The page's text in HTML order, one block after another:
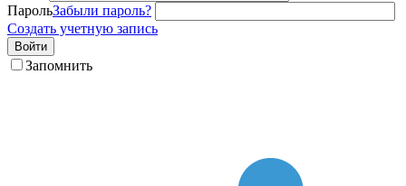
ПарольЗабыли пароль?
Создать учетную запись
Войти
Запомнить